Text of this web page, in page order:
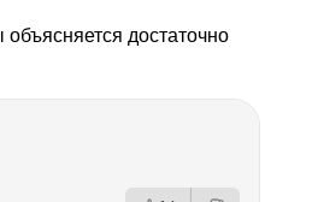
достаточно